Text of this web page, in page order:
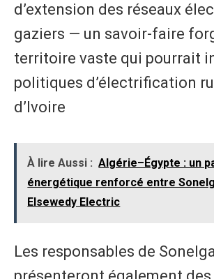
d’extension des réseaux
gaziers — un savoir-faire
territoire vaste qui pourrait
politiques d’électrification
d’Ivoire
À lire Aussi : Algérie–Égypte : un
énergétique renforcé entre
Elsewedy Electric
Les responsables de